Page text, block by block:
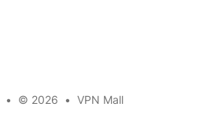
• © 2026 • VPN Mall